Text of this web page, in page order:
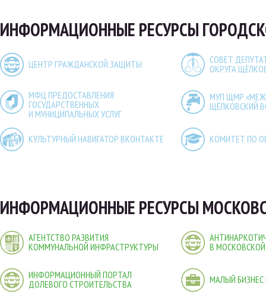
ИНФОРМАЦИОННЫЕ РЕСУРСЫ
ЦЕНТР ГРАЖДАНСКОЙ ЗАЩИТЫ
СОВЕТ
ОКРУГА
МФЦ ПРЕДОСТАВЛЕНИЯ
ГОСУДАРСТВЕННЫХ
И МУНИЦИПАЛЬНЫХ УСЛУГ
МУП ЩМР
ЩЁЛКОВСКИЙ
КУЛЬТУРНЫЙ НАВИГАТОР ВКОНТАКТЕ КОМИТЕТ ПО
ИНФОРМАЦИОННЫЕ РЕСУРСЫ
АГЕНТСТВО РАЗВИТИЯ
КОММУНАЛЬНОЙ ИНФРАСТРУКТУРЫ
В
ИНФОРМАЦИОННЫЙ ПОРТАЛ
ДОЛЕВОГО СТРОИТЕЛЬСТВА
МАЛЫЙ